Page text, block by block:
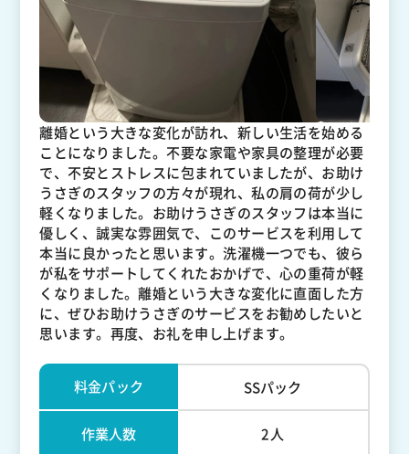
離婚という大きな変化が訪れ、新しい生活を始める
ことになりました。不要な家電や家具の整理が必要
で、不安とストレスに包まれていましたが、お助け
うさぎのスタッフの方々が現れ、私の肩の荷が少し
軽くなりました。お助けうさぎのスタッフは本当に
優しく、誠実な雰囲気で、このサービスを利用して
本当に良かったと思います。洗濯機一つでも、彼ら
が私をサポートしてくれたおかげで、心の重荷が軽
くなりました。離婚という大きな変化に直面した方
に、ぜひお助けうさぎのサービスをお勧めしたいと
思います。再度、お礼を申し上げます。
料金パック SSパック
作業人数 2人